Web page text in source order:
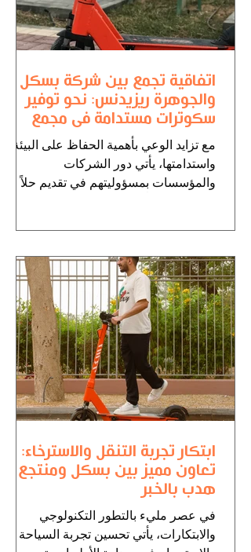
اتفاقية تجمع بين شركة بسكل
والجوهرة ريزيدنس: نحو توفير
سكوترات مستدامة في مجمع
سكني لوازرة الإسكان
مع تزايد الوعي بأهمية الحفاظ على البيئة
واستدامتها، يأتي دور الشركات
والمؤسسات بمسؤوليتهم في تقديم حلاً
ابتكار تجربة التنقل والاسترخاء:
تعاون مميز بين بسكل ومنتجع
هدب بالخبر
في عصر مليء بالتطور التكنولوجي
والابتكارات، يأتي تحسين تجربة السياحة